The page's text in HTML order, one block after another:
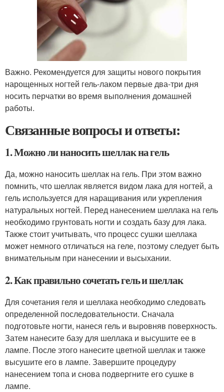
Важно. Рекомендуется для защиты нового покрытия
нарощенных ногтей гель-лаком первые два-три дня
носить перчатки во время выполнения домашней
работы.
Связанные вопросы и ответы:
1. Можно ли наносить шеллак на гель
Да, можно наносить шеллак на гель. При этом важно
помнить, что шеллак является видом лака для ногтей, а
гель используется для наращивания или укрепления
натуральных ногтей. Перед нанесением шеллака на гель
необходимо грунтовать ногти и создать базу для лака.
Также стоит учитывать, что процесс сушки шеллака
может немного отличаться на геле, поэтому следует быть
внимательным при нанесении и высыхании.
2. Как правильно сочетать гель и шеллак
Для сочетания геля и шеллака необходимо следовать
определенной последовательности. Сначала
подготовьте ногти, нанеся гель и выровняв поверхность.
Затем нанесите базу для шеллака и высушите ее в
лампе. После этого нанесите цветной шеллак и также
высушите его в лампе. Завершите процедуру
нанесением топа и снова подвергните его сушке в
лампе.